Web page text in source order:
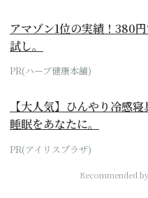
アマゾン1位の実績！380
試し。
PR(ハーブ健康本舗)
【大人気】ひんやり冷感
睡眠をあなたに。
PR(アイリスプラザ)
Recommended by